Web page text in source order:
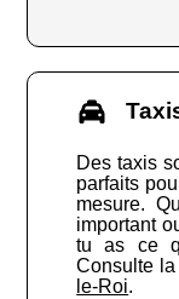
Des taxis
parfaits
mesure.
important
tu as ce
Consulte
le-Roi.